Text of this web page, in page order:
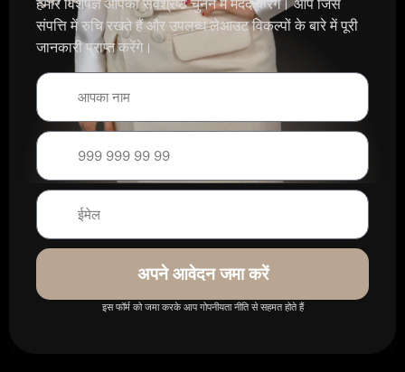
हमारे विशेषज्ञ आपको सर्वश्रेष्ठ चुनने में मदद करेंगे। आप जिस
संपत्ति में रुचि रखते हैं और उपलब्ध लेआउट विकल्पों के बारे में पूरी
जानकारी प्राप्त करेंगे।
अपने आवेदन जमा करें
इस फॉर्म को जमा करके आप गोपनीयता नीति से सहमत होते हैं